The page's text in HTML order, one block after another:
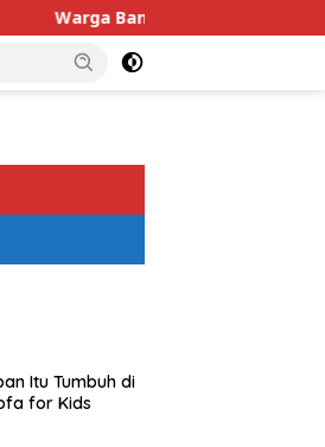
Lampung Diancam Dibunuh
Itu Tumbuh di
for Kids